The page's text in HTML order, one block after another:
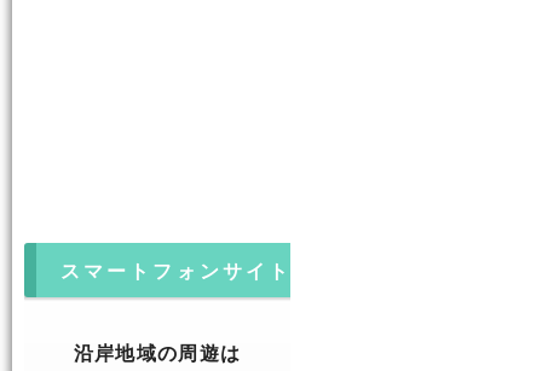
スマートフォンサイト
沿岸地域の周遊は